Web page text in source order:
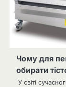
Чому для
обирати
У світі